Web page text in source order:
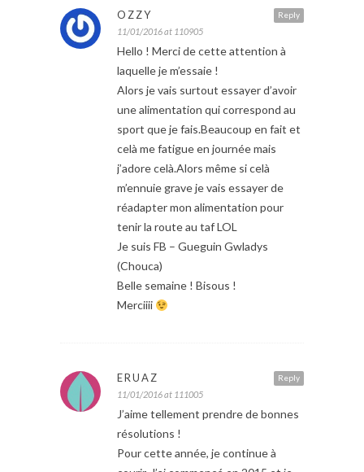
Reply
OZZY
11/01/2016 at 110905
Hello ! Merci de cette attention à
laquelle je m’essaie !
Alors je vais surtout essayer d’avoir
une alimentation qui correspond au
sport que je fais.Beaucoup en fait et
celà me fatigue en journée mais
j’adore celà.Alors même si celà
m’ennuie grave je vais essayer de
réadapter mon alimentation pour
tenir la route au taf LOL
Je suis FB – Gueguin Gwladys
(Chouca)
Belle semaine ! Bisous !
Merciiii
Reply
ERUAZ
11/01/2016 at 111005
J’aime tellement prendre de bonnes
résolutions !
Pour cette année, je continue à